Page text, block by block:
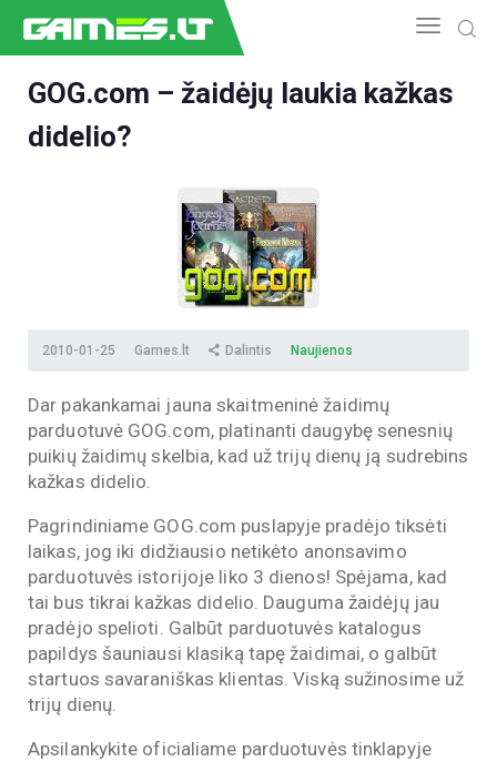
NAUJIENOS
ESPORTAS
APŽVALGOS
GOG.com – žaidėjų laukia kažkas
didelio?
2010-01-25 Games.lt Dalintis Naujienos
Dar pakankamai jauna skaitmeninė žaidimų
parduotuvė GOG.com, platinanti daugybę senesnių
puikių žaidimų skelbia, kad už trijų dienų ją sudrebins
kažkas didelio.
Pagrindiniame GOG.com puslapyje pradėjo tiksėti
laikas, jog iki didžiausio netikėto anonsavimo
parduotuvės istorijoje liko 3 dienos! Spėjama, kad
tai bus tikrai kažkas didelio. Dauguma žaidėjų jau
pradėjo spelioti. Galbūt parduotuvės katalogus
papildys šauniausi klasiką tapę žaidimai, o galbūt
startuos savaraniškas klientas. Viską sužinosime už
trijų dienų.
Apsilankykite oficialiame parduotuvės tinklapyje